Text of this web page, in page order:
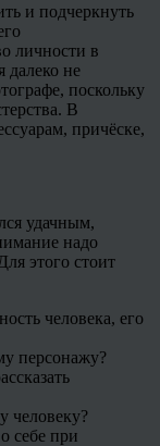
и подчеркнуть
личности в
далеко не
поскольку
В
причёске,
удачным,
надо
этого стоит
человека, его
персонажу?
человеку?
себе при